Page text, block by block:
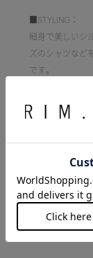
■STYLING：
細身で美しいシ
ズのシャツなど
です。
オフィスシーン
スニーカーやフ
■光沢感：なし
■伸縮性：あり
■裏地：なし